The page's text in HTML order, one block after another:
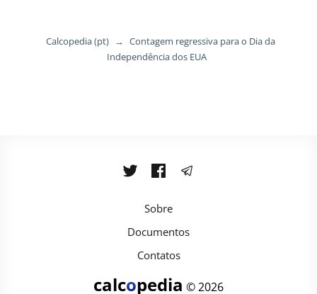
Calcopedia (pt) → Contagem regressiva para o Dia da
Independência dos EUA
Sobre
Documentos
Contatos
calcopedia © 2026